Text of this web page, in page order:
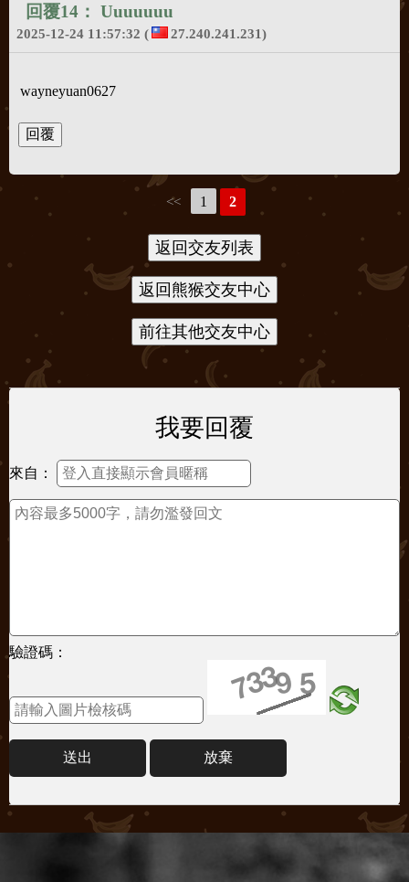
回覆14： Uuuuuuu
2025-12-24 11:57:32 ( 27.240.241.231)
wayneyuan0627
<< 1 2
我要回覆
來自：
驗證碼：
送出 放棄